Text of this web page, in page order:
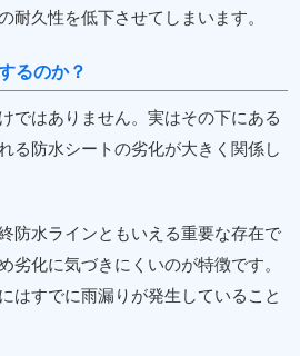
耐久性を低下させてしまいます。
るのか？
ではありません。実はその下にある
る防水シートの劣化が大きく関係し
防水ラインともいえる重要な存在で
劣化に気づきにくいのが特徴です。
はすでに雨漏りが発生していること